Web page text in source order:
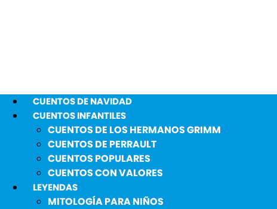
CUENTOS DE NAVIDAD
CUENTOS INFANTILES
CUENTOS DE LOS HERMANOS GRIMM
CUENTOS DE PERRAULT
CUENTOS POPULARES
CUENTOS CON VALORES
LEYENDAS
MITOLOGÍA PARA NIÑOS